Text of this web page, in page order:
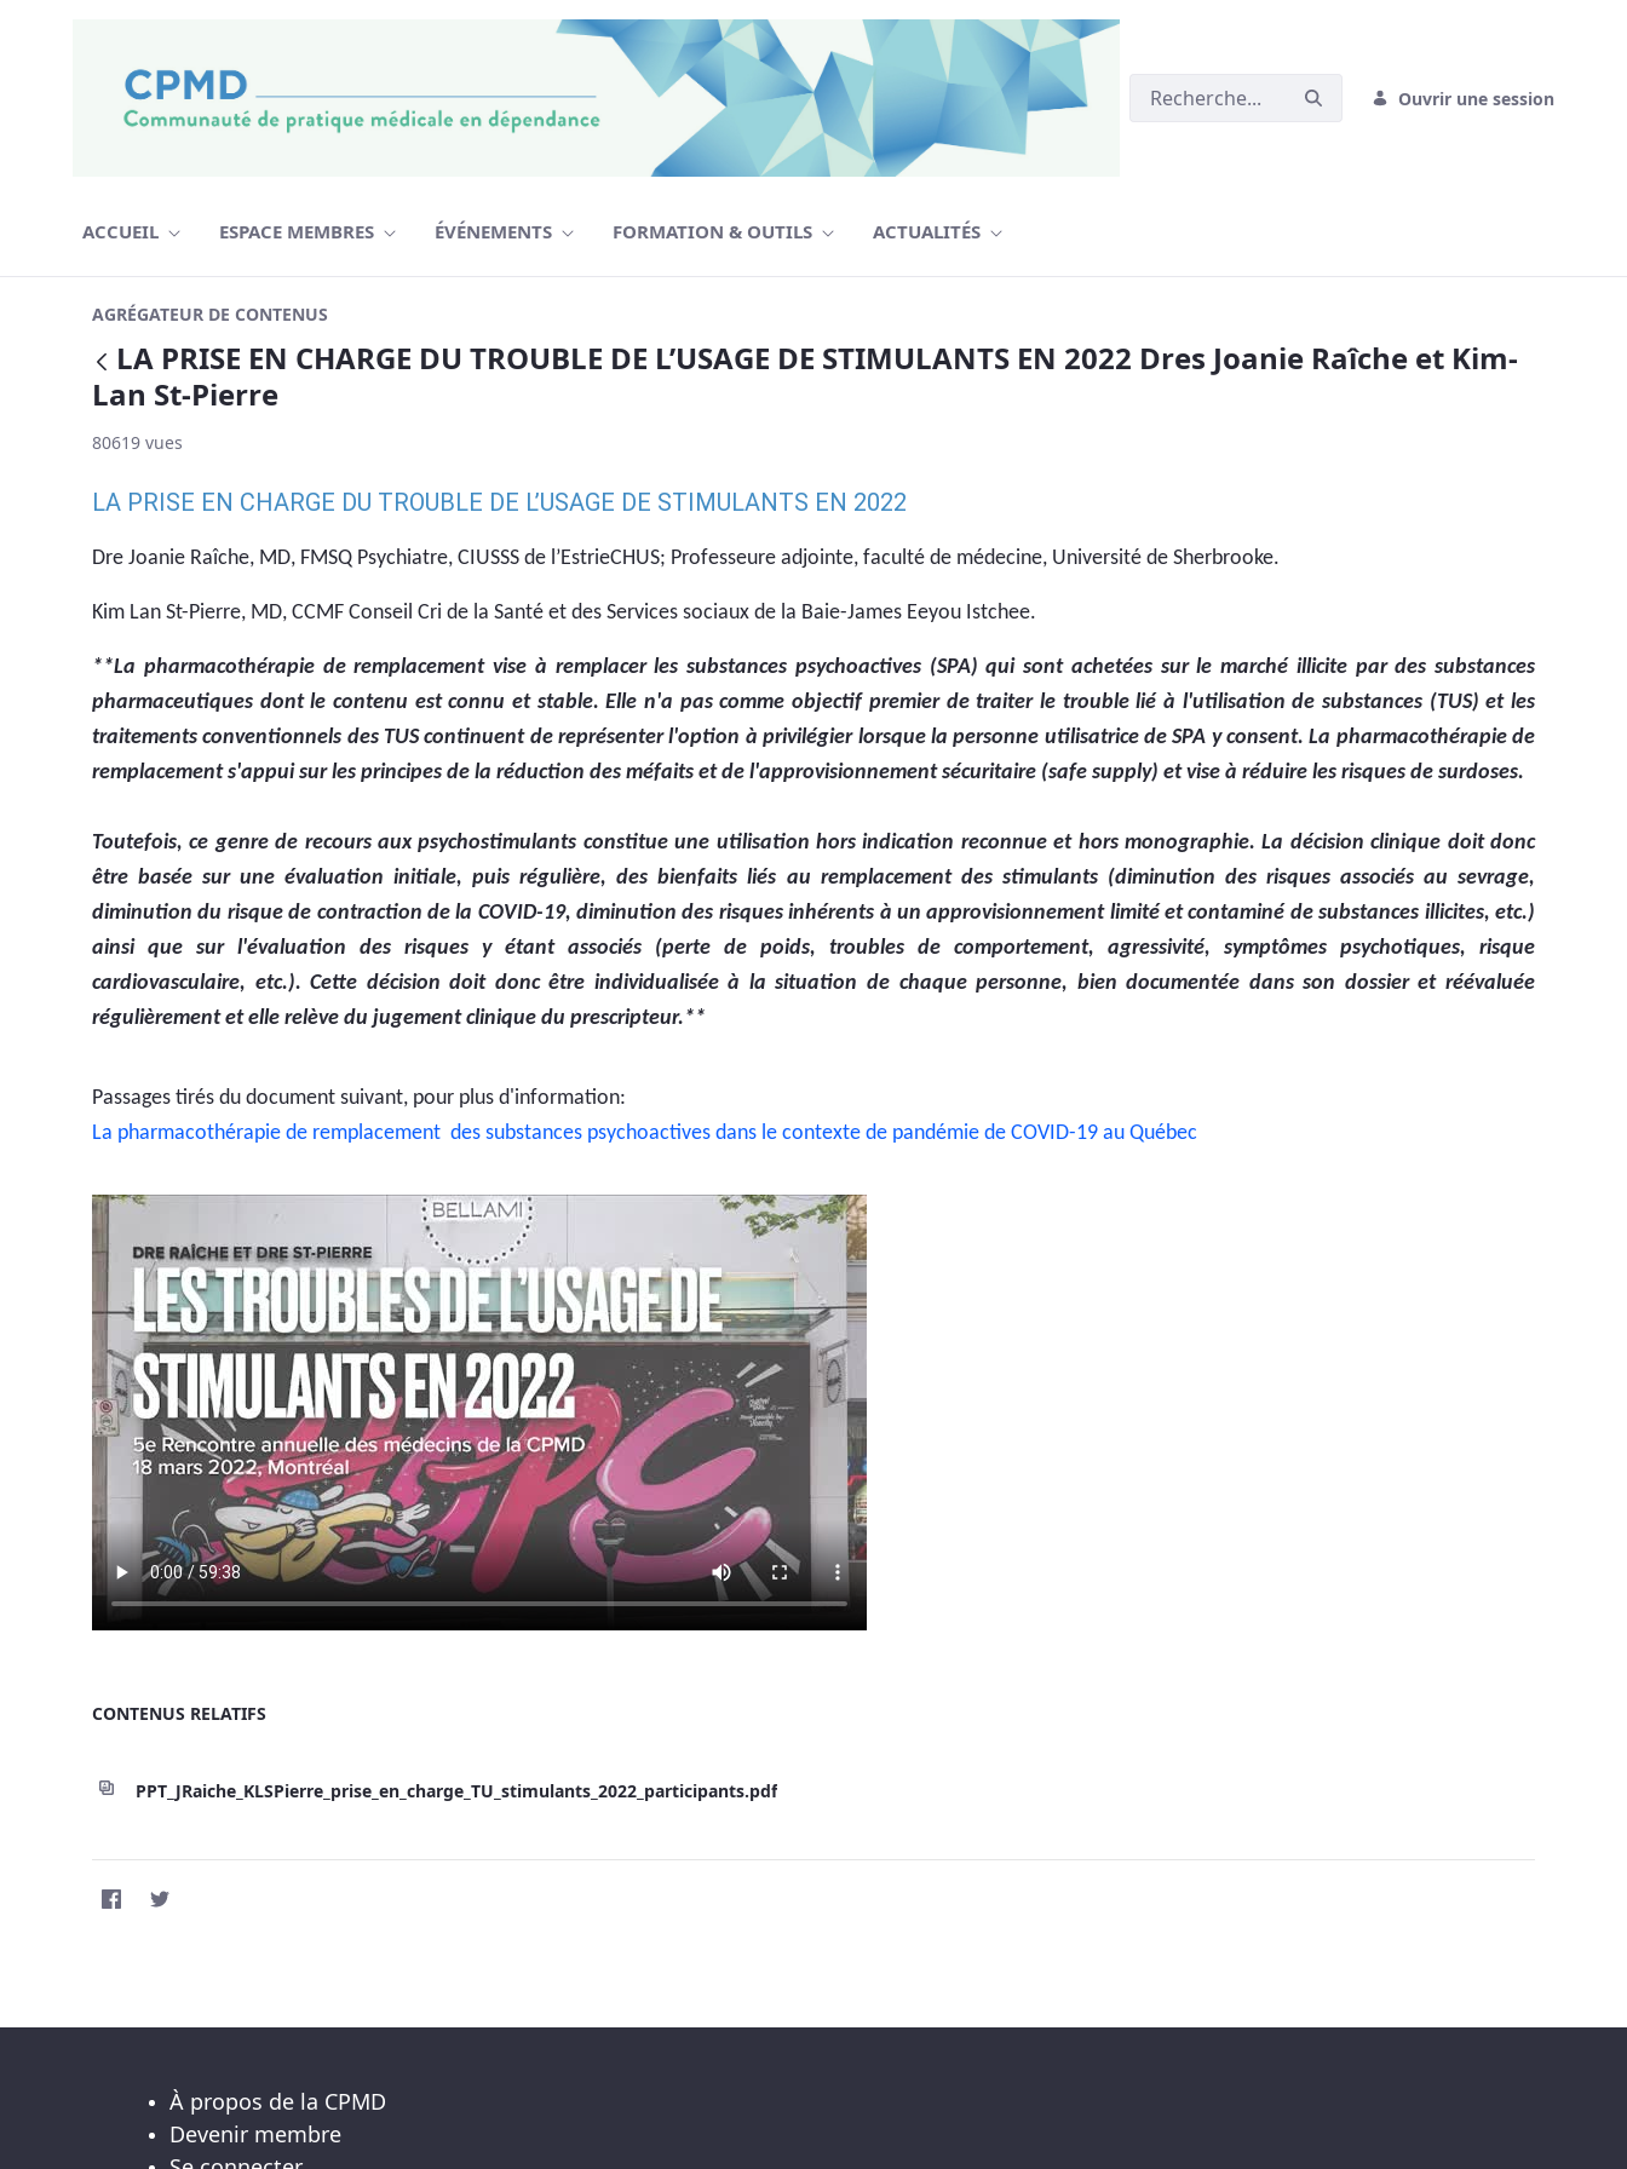
Ouvrir une session
ACCUEIL ESPACE MEMBRES ÉVÉNEMENTS FORMATION & OUTILS ACTUALITÉS
AGRÉGATEUR DE CONTENUS
Retour
LA PRISE EN CHARGE DU TROUBLE DE L’USAGE DE STIMULANTS EN 2022 Dres Joanie Raîche et Kim-
Lan St-Pierre
80619 vues
LA PRISE EN CHARGE DU TROUBLE DE L’USAGE DE STIMULANTS EN 2022
Dre Joanie Raîche, MD, FMSQ Psychiatre, CIUSSS de l’EstrieCHUS; Professeure adjointe, faculté de médecine, Université de Sherbrooke.
Kim Lan St-Pierre, MD, CCMF Conseil Cri de la Santé et des Services sociaux de la Baie-James Eeyou Istchee.
**La pharmacothérapie de remplacement vise à remplacer les substances psychoactives (SPA) qui sont achetées sur le marché illicite par des substances
pharmaceutiques dont le contenu est connu et stable. Elle n'a pas comme objectif premier de traiter le trouble lié à l'utilisation de substances (TUS) et les
traitements conventionnels des TUS continuent de représenter l'option à privilégier lorsque la personne utilisatrice de SPA y consent. La pharmacothérapie de
remplacement s'appui sur les principes de la réduction des méfaits et de l'approvisionnement sécuritaire (safe supply) et vise à réduire les risques de surdoses.
Toutefois, ce genre de recours aux psychostimulants constitue une utilisation hors indication reconnue et hors monographie. La décision clinique doit donc
être basée sur une évaluation initiale, puis régulière, des bienfaits liés au remplacement des stimulants (diminution des risques associés au sevrage,
diminution du risque de contraction de la COVID-19, diminution des risques inhérents à un approvisionnement limité et contaminé de substances illicites, etc.)
ainsi que sur l'évaluation des risques y étant associés (perte de poids, troubles de comportement, agressivité, symptômes psychotiques, risque
cardiovasculaire, etc.). Cette décision doit donc être individualisée à la situation de chaque personne, bien documentée dans son dossier et réévaluée
régulièrement et elle relève du jugement clinique du prescripteur.**
Passages tirés du document suivant, pour plus d'information:
La pharmacothérapie de remplacement des substances psychoactives dans le contexte de pandémie de COVID-19 au Québec
CONTENUS RELATIFS
PPT_JRaiche_KLSPierre_prise_en_charge_TU_stimulants_2022_participants.pdf
À propos de la CPMD
Devenir membre